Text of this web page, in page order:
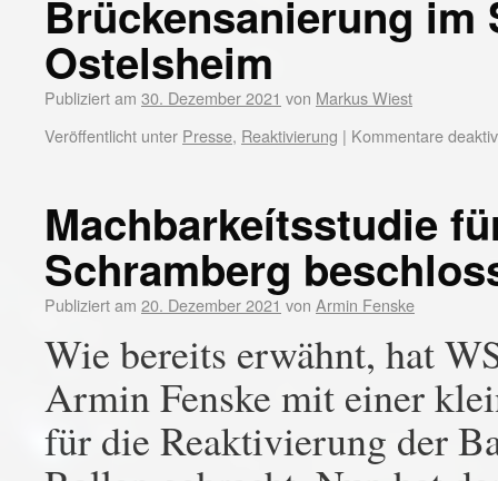
Brückensanierung im
Ostelsheim
Publiziert am 30. Dezember 2021 von Markus Wiest
Veröffentlicht unter Presse, Reaktivierung | Kommentare
Machbarkeítsstudie
Schramberg
Publiziert am 20. Dezember 2021 von Armin Fenske
Wie bereits erwähnt, hat
Armin Fenske mit einer
für die Reaktivierung der